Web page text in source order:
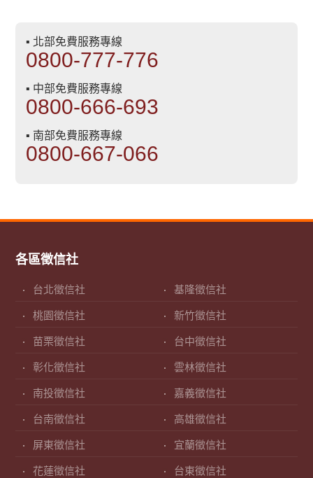
▪ 北部免費服務專線
0800-777-776
▪ 中部免費服務專線
0800-666-693
▪ 南部免費服務專線
0800-667-066
各區徵信社
台北徵信社 基隆徵信社
桃園徵信社 新竹徵信社
苗栗徵信社 台中徵信社
彰化徵信社 雲林徵信社
南投徵信社 嘉義徵信社
台南徵信社 高雄徵信社
屏東徵信社 宜蘭徵信社
花蓮徵信社 台東徵信社